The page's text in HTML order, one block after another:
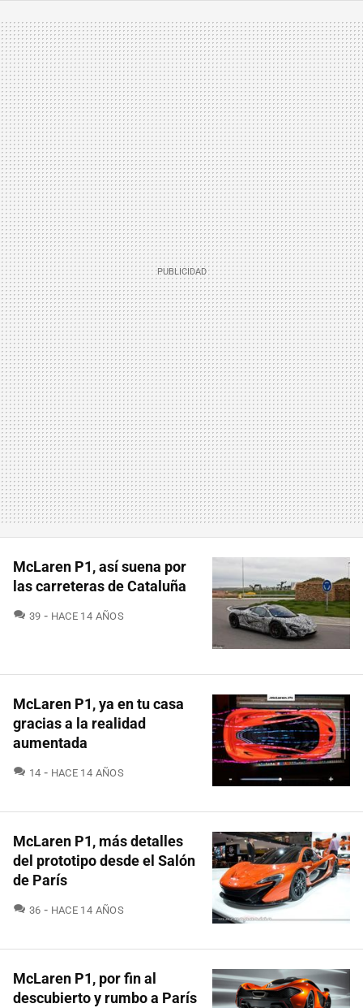
McLaren P1, así suena por
las carreteras de Cataluña
39 COMENTARIOS
HACE 14 AÑOS
McLaren P1, ya en tu casa
gracias a la realidad
aumentada
14 COMENTARIOS
HACE 14 AÑOS
McLaren P1, más detalles
del prototipo desde el Salón
de París
36 COMENTARIOS
HACE 14 AÑOS
McLaren P1, por fin al
descubierto y rumbo a París